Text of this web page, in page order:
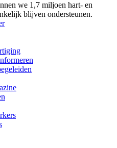
we 1,7 miljoen hart- en
blijven ondersteunen.